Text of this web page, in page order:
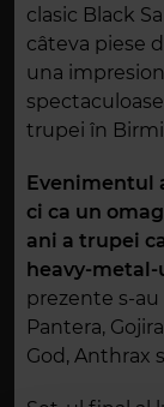
clasic Black
câteva piese
una
trupei în
Evenimentul
ci ca un
ani a trupei
heavy-metal-
prezente s-au
Pantera,
God, Anthrax